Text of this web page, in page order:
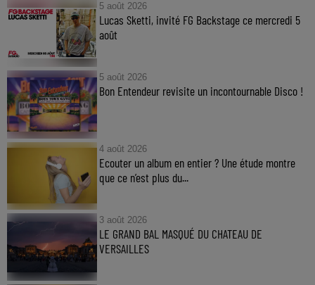
5 août 2026
Lucas Sketti, invité FG Backstage ce mercredi 5
août
5 août 2026
Bon Entendeur revisite un incontournable Disco !
4 août 2026
Ecouter un album en entier ? Une étude montre
que ce n’est plus du...
3 août 2026
LE GRAND BAL MASQUÉ DU CHATEAU DE
VERSAILLES